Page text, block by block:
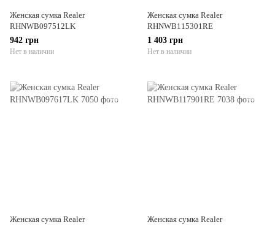
Женская сумка Realer
RHNWB097512LK
942 грн
Нет в наличии
Женская сумка Realer
RHNWB115301RE
1 403 грн
Нет в наличии
Женская сумка Realer
Женская сумка Realer